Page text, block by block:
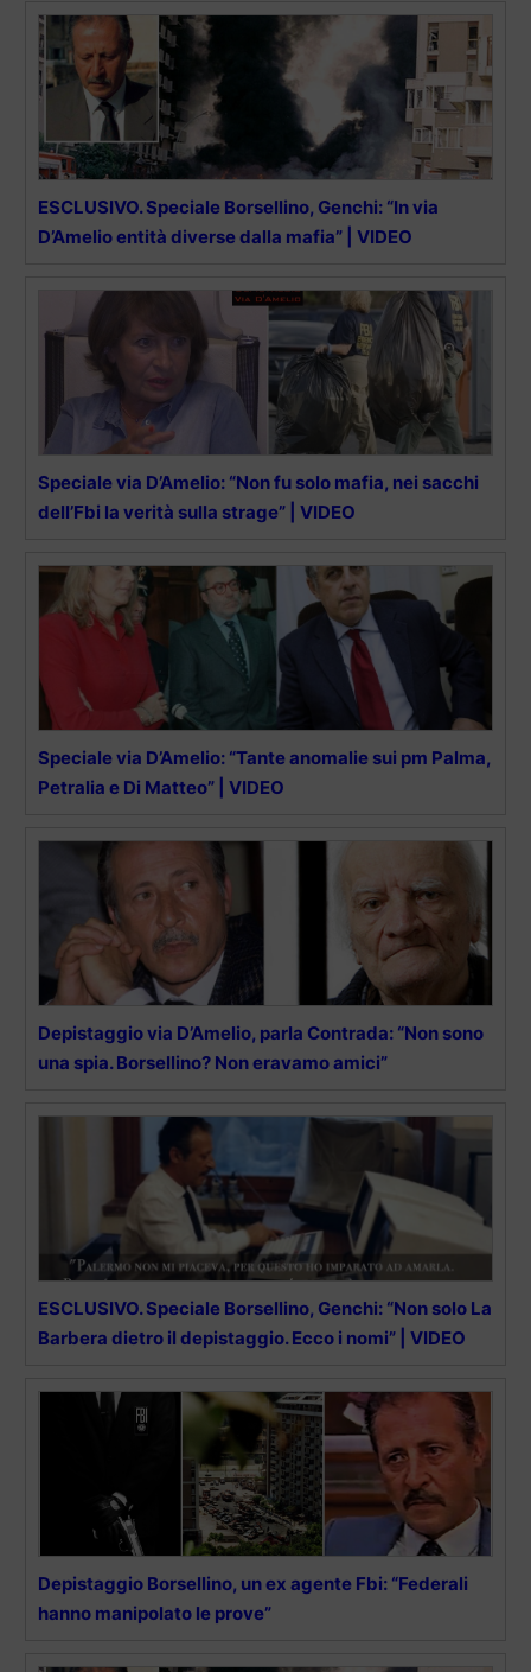
ESCLUSIVO. Speciale Borsellino, Genchi: “In via
D’Amelio entità diverse dalla mafia” | VIDEO
Speciale via D’Amelio: “Non fu solo mafia, nei sacchi
dell’Fbi la verità sulla strage” | VIDEO
Speciale via D’Amelio: “Tante anomalie sui pm Palma,
Petralia e Di Matteo” | VIDEO
Depistaggio via D’Amelio, parla Contrada: “Non sono
una spia. Borsellino? Non eravamo amici”
ESCLUSIVO. Speciale Borsellino, Genchi: “Non solo La
Barbera dietro il depistaggio. Ecco i nomi” | VIDEO
Depistaggio Borsellino, un ex agente Fbi: “Federali
hanno manipolato le prove”